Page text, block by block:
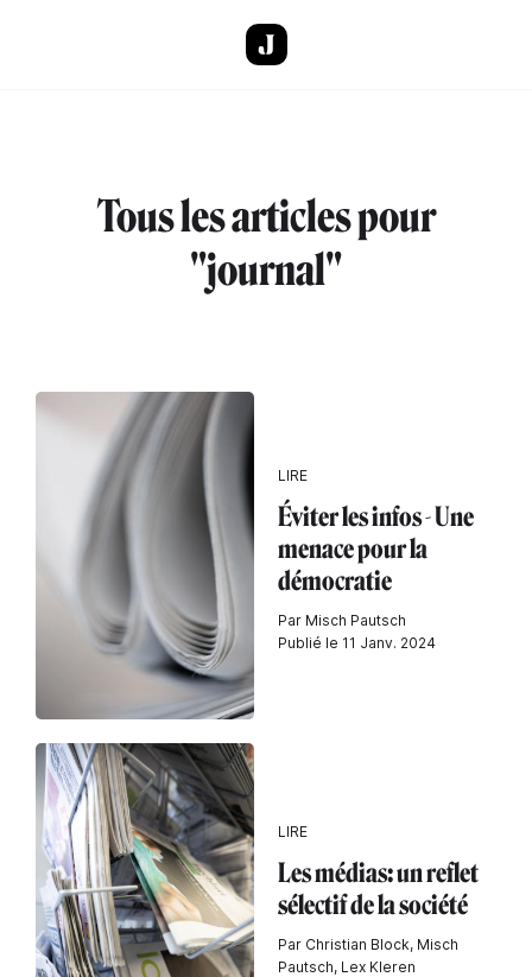
Tous les articles pour
"journal"
LIRE
Éviter les infos - Une
menace pour la
démocratie
Par Misch Pautsch
Publié le 11 Janv. 2024
LIRE
Les médias: un reflet
sélectif de la société
Par Christian Block, Misch
Pautsch, Lex Kleren